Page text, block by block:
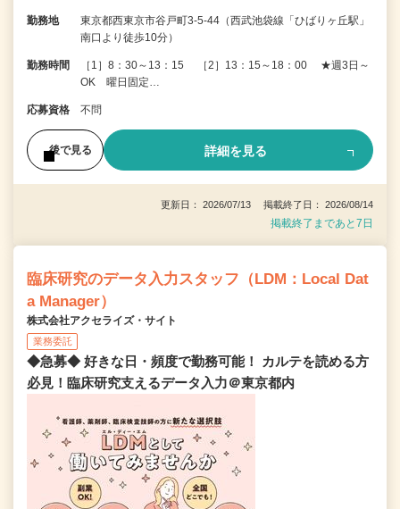
勤務地
東京都西東京市谷戸町3-5-44（西武池袋線「ひばりヶ丘駅」
南口より徒歩10分）
勤務時間
［1］8：30～13：15 ［2］13：15～18：00 ★週3日～
OK 曜日固定…
応募資格 不問
後で見る 詳細を見る
更新日： 2026/07/13 掲載終了日： 2026/08/14
掲載終了まであと7日
臨床研究のデータ入力スタッフ（LDM：Local Dat
a Manager）
株式会社アクセライズ・サイト
業務委託
◆急募◆ 好きな日・頻度で勤務可能！ カルテを読める方
必見！臨床研究支えるデータ入力＠東京都内